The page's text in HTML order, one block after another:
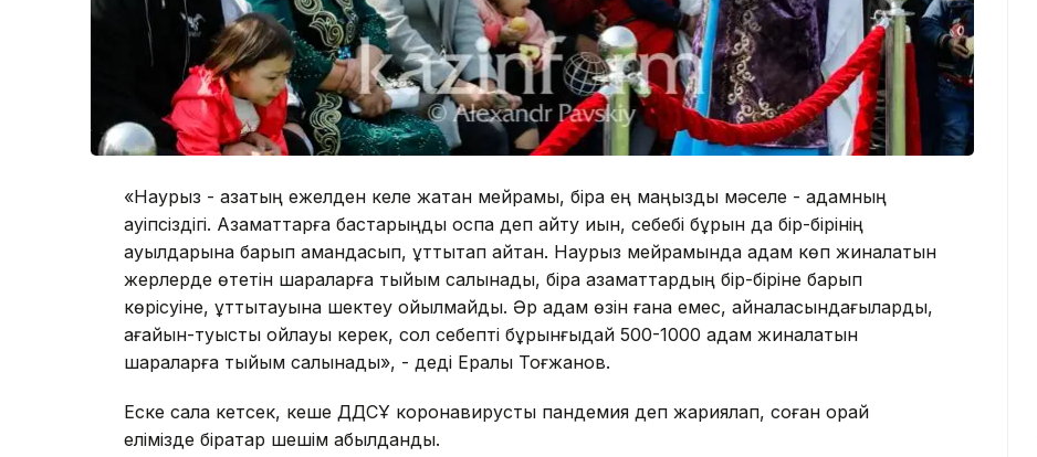
«Наурыз - қазақтың ежелден келе жатқан мейрамы, бірақ ең маңызды мәселе - адамның
қауіпсіздігі. Азаматтарға бастарыңды қоспа деп айту қиын, себебі бұрын да бір-бірінің
ауылдарына барып амандасып, құттықтап қайтқан. Наурыз мейрамында адам көп жиналатын
жерлерде өтетін шараларға тыйым салынады, бірақ азаматтардың бір-біріне барып
көрісуіне, құттықтауына шектеу қойылмайды. Әр адам өзін ғана емес, айналасындағыларды,
ағайын-туысты ойлауы керек, сол себепті бұрынғыдай 500-1000 адам жиналатын
шараларға тыйым салынады», - деді Ералы Тоғжанов.
Еске сала кетсек, кеше ДДСҰ коронавирусты пандемия деп жариялап, соған орай
елімізде бірқатар шешім қабылданды.